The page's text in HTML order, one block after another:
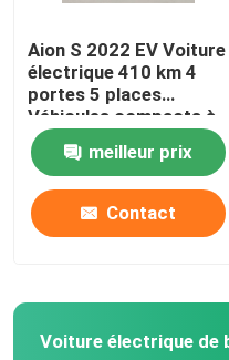
Aion S 2022 EV Voiture
électrique 410 km 4
portes 5 places
Véhicules compacts à
énergie nouvelle
meilleur prix
Contact
Voiture électrique de